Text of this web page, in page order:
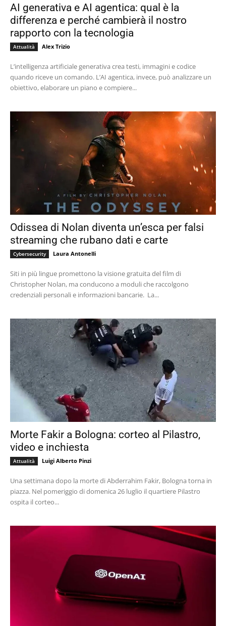
AI generativa e AI agentica: qual è la
differenza e perché cambierà il nostro
rapporto con la tecnologia
Attualità Alex Trizio
L’intelligenza artificiale generativa crea testi, immagini e codice
quando riceve un comando. L’AI agentica, invece, può analizzare un
obiettivo, elaborare un piano e compiere...
Odissea di Nolan diventa un’esca per falsi
streaming che rubano dati e carte
Cybersecurity Laura Antonelli
Siti in più lingue promettono la visione gratuita del film di
Christopher Nolan, ma conducono a moduli che raccolgono
credenziali personali e informazioni bancarie. La...
Morte Fakir a Bologna: corteo al Pilastro,
video e inchiesta
Attualità Luigi Alberto Pinzi
Una settimana dopo la morte di Abderrahim Fakir, Bologna torna in
piazza. Nel pomeriggio di domenica 26 luglio il quartiere Pilastro
ospita il corteo...